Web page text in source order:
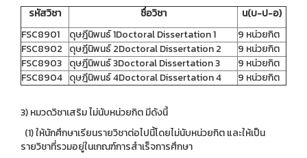
รหัสวิชา
ชื่อวิชา
น(บ-ป-อ)
FSC8901
ดุษฎีนิพนธ์ 1Doctoral Dissertation 1
9 หน่วยกิต
FSC8902 ดุษฎีนิพนธ์ 2Doctoral Dissertation 2
9 หน่วยกิต
FSC8903 ดุษฎีนิพนธ์ 3Doctoral Dissertation 3
9 หน่วยกิต
FSC8904 ดุษฎีนิพนธ์ 4Doctoral Dissertation 4 9 หน่วยกิต
3) หมวดวิชาเสริม ไม่นับหน่วยกิต มีดังนี้
(1) ให้นักศึกษาเรียนรายวิชาต่อไปนี้โดยไม่นับหน่วยกิต และให้เป็น
รายวิชาที่รวมอยู่ในเกณฑ์การสำเร็จการศึกษา